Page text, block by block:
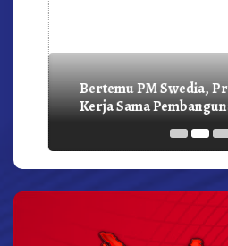
Bertemu PM Swedia,
Kerja Sama